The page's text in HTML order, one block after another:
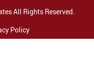
All Rights Reserved.
Policy